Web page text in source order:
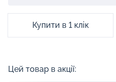
Купити в 1 клік
Цей товар в акції: